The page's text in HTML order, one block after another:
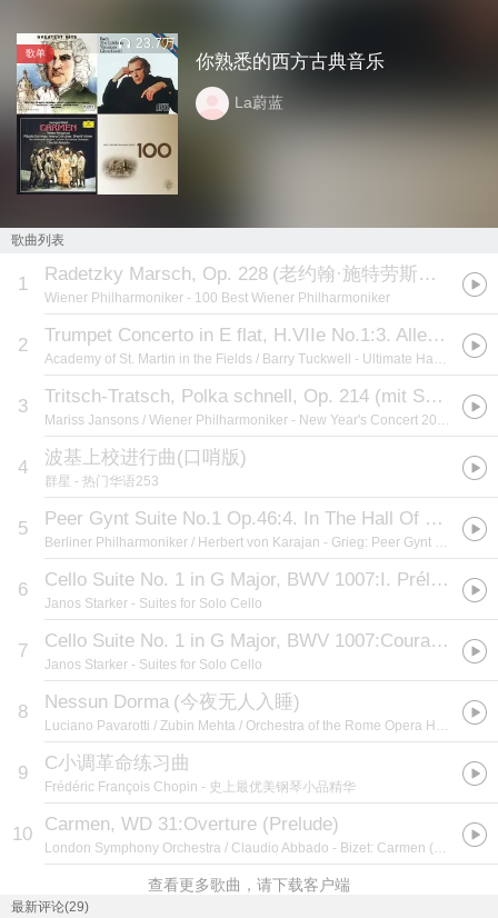
歌单
23.7万
你熟悉的西方古典音乐
La蔚蓝
歌曲列表
1 Radetzky Marsch, Op. 228 (老约翰·施特劳斯：拉德茨基进行曲
Wiener Philharmoniker - 100 Best Wiener Philharmoniker
2 Trumpet Concerto in E flat, H.VIIe No.1:3. Allegro
Academy of St. Martin in the Fields / Barry Tuckwell - Ultimate Haydn: The Essential Masterpieces
3 Tritsch-Tratsch, Polka schnell, Op. 214 (mit Sängerknaben)
Mariss Jansons / Wiener Philharmoniker - New Year's Concert 2012 / Neujahrskonzert 2012
4 波基上校进行曲(口哨版)
群星 - 热门华语253
5 Peer Gynt Suite No.1 Op.46:4. In The Hall Of The Mountain King
Berliner Philharmoniker / Herbert von Karajan - Grieg: Peer Gynt Suites, Holbert Suite - Sibelius: Finlandia, Tapiola, Valse Triste
6 Cello Suite No. 1 in G Major, BWV 1007:I. Prélude
Janos Starker - Suites for Solo Cello
7 Cello Suite No. 1 in G Major, BWV 1007:Courante
Janos Starker - Suites for Solo Cello
8 Nessun Dorma (今夜无人入睡)
Luciano Pavarotti / Zubin Mehta / Orchestra of the Rome Opera House / Orchestra del Maggio Musicale Fiorentino
9 C小调革命练习曲
Frédéric François Chopin - 史上最优美钢琴小品精华
10 Carmen, WD 31:Overture (Prelude)
London Symphony Orchestra / Claudio Abbado - Bizet: Carmen (3 CD's)
查看更多歌曲，请下载客户端
最新评论(29)